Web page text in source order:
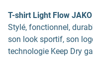
T-shirt Light Flow JAKO
Stylé, fonctionnel,
son look sportif, son
technologie Keep Dry